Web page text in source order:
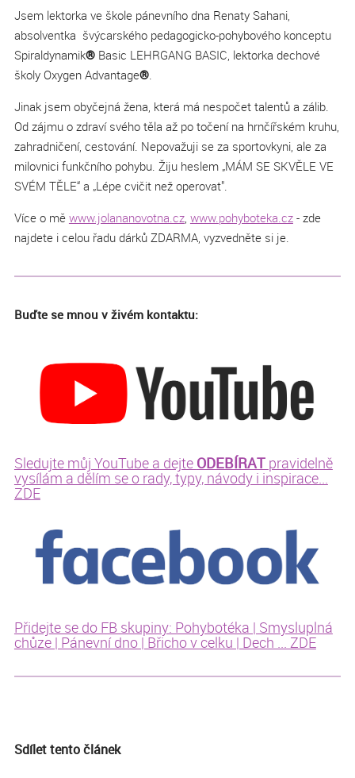
Jsem lektorka ve škole pánevního dna Renaty Sahani,
absolventka švýcarského pedagogicko-pohybového konceptu
Spiraldynamik®Basic LEHRGANG BASIC, lektorka dechové
školy Oxygen Advantage®.
Jinak jsem obyčejná žena, která má nespočet talentů a zálib.
Od zájmu o zdraví svého těla až po točení na hrnčířském kruhu,
zahradničení, cestování. Nepovažuji se za sportovkyni, ale za
milovnici funkčního pohybu. Žiju heslem „MÁM SE SKVĚLE VE
SVÉM TĚLE“ a „Lépe cvičit než operovat".
Více o mě www.jolananovotna.cz, www.pohyboteka.cz- zde
najdete i celou řadu dárků ZDARMA, vyzvedněte si je.
Buďte se mnou v živém kontaktu:
Sledujte můj YouTube a dejte ODEBÍRAT pravidelně
vysílám a dělím se o rady, typy, návody i inspirace...
ZDE
Přidejte se do FB skupiny: Pohybotéka | Smysluplná
chůze | Pánevní dno | Břicho v celku | Dech ... ZDE
Sdílet tento článek